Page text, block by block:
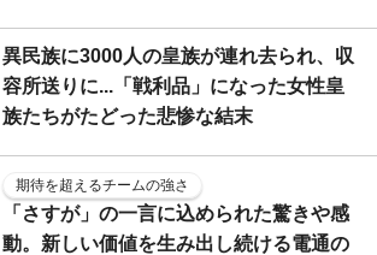
異民族に3000人の皇族が連れ去られ、収
容所送りに...「戦利品」になった女性皇
族たちがたどった悲惨な結末
期待を超えるチームの強さ
「さすが」の一言に込められた驚きや感
動。新しい価値を生み出し続ける電通の